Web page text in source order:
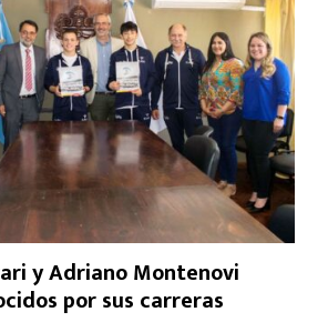
y Adriano Montenovi
por sus carreras